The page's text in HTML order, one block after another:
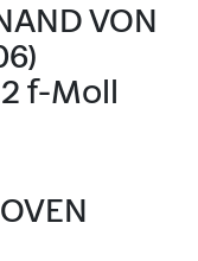
VON
f-Moll